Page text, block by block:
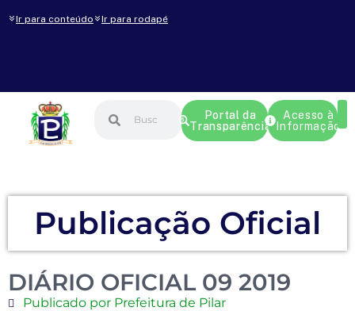
Ir para conteúdo Ir para rodapé
Portal da
Transparência
Acesso à
Informação
Publicação Oficial
DIÁRIO OFICIAL 09 2019
Publicado por Prefeitura de Pilar